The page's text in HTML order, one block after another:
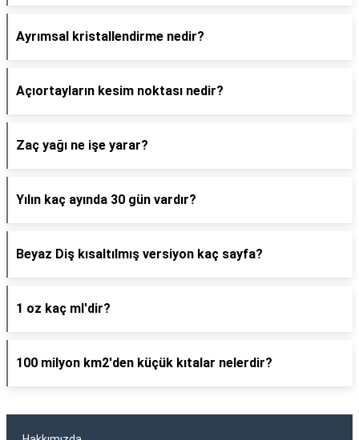
Ayrımsal kristallendirme nedir?
Açıortayların kesim noktası nedir?
Zaç yağı ne işe yarar?
Yılın kaç ayında 30 gün vardır?
Beyaz Diş kısaltılmış versiyon kaç sayfa?
1 oz kaç ml'dir?
100 milyon km2'den küçük kıtalar nelerdir?